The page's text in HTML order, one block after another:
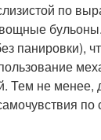
по
панировки),
Тем не менее,
по